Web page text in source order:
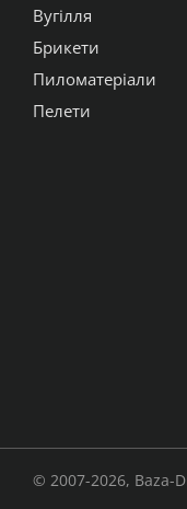
Вугілля
Брикети
Пиломатеріали
Пелети
© 2007-2026, Baza-